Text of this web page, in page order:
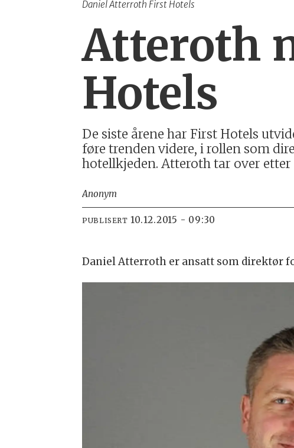
Daniel Atterroth First Hotels
Atteroth
Hotels
De siste årene har First Hotels
føre trenden videre, i rollen som
hotellkjeden. Atteroth tar over
Anonym
PUBLISERT 10.12.2015 - 09:30
Daniel Atterroth er ansatt som direktør